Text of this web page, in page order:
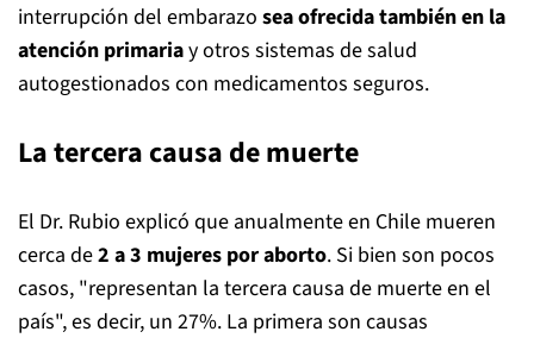
interrupción del embarazo sea ofrecida también en la
atención primariay otros sistemas de salud
autogestionados con medicamentos seguros.
La tercera causa de muerte
El Dr. Rubio explicó que anualmente en Chile mueren
cerca de2 a 3 mujeres por aborto. Si bien son pocos
casos, "representan la tercera causa de muerte en el
país", es decir, un 27%. La primera son causas